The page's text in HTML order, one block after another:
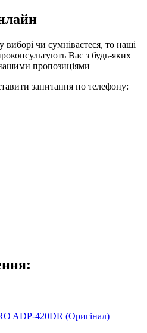
чи сумніваєтеся, то наші
Вас з будь-яких
пропозиціями
запитання по телефону:
ADP-420DR (Оригінал)